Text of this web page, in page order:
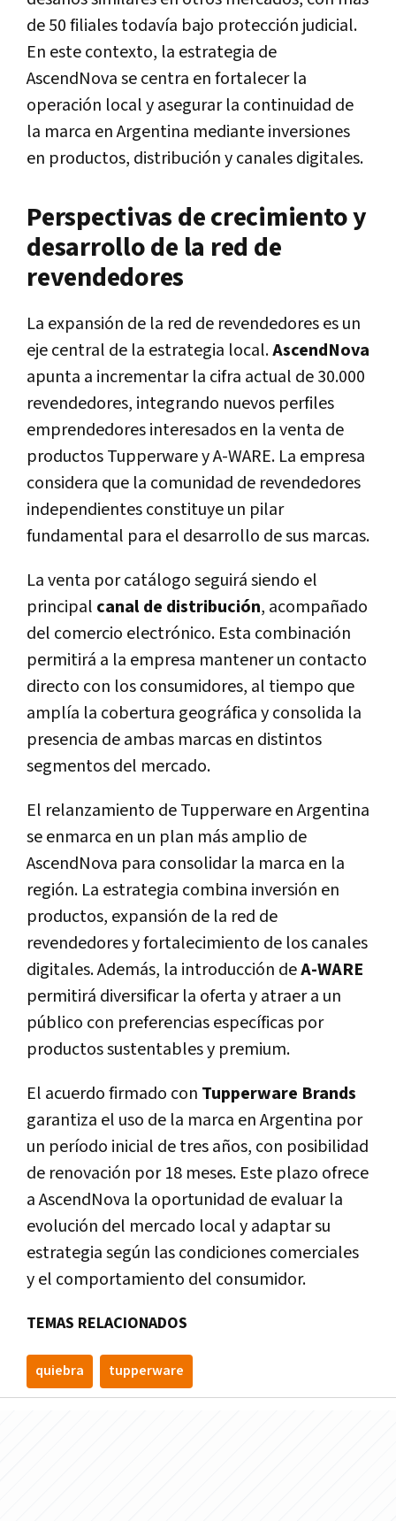
de 50 filiales todavía bajo protección judicial.
En este contexto, la estrategia de
AscendNova se centra en fortalecer la
operación local y asegurar la continuidad de
la marca en Argentina mediante inversiones
en productos, distribución y canales digitales.
Perspectivas de crecimiento y
desarrollo de la red de
revendedores
La expansión de la red de revendedores es un
eje central de la estrategia local.AscendNova
apunta a incrementar la cifra actual de 30.000
revendedores, integrando nuevos perfiles
emprendedores interesados en la venta de
productos Tupperware y A-WARE. La empresa
considera que la comunidad de revendedores
independientes constituye un pilar
fundamental para el desarrollo de sus marcas.
La venta por catálogo seguirá siendo el
principal canal de distribución, acompañado
del comercio electrónico. Esta combinación
permitirá a la empresa mantener un contacto
directo con los consumidores, al tiempo que
amplía la cobertura geográfica y consolida la
presencia de ambas marcas en distintos
segmentos del mercado.
El relanzamiento de Tupperware en Argentina
se enmarca en un plan más amplio de
AscendNova para consolidar la marca en la
región. La estrategia combina inversión en
productos, expansión de la red de
revendedores y fortalecimiento de los canales
digitales. Además, la introducción deA-WARE
permitirá diversificar la oferta y atraer a un
público con preferencias específicas por
productos sustentables y premium.
El acuerdo firmado con Tupperware Brands
garantiza el uso de la marca en Argentina por
un período inicial de tres años, con posibilidad
de renovación por 18 meses. Este plazo ofrece
a AscendNova la oportunidad de evaluar la
evolución del mercado local y adaptar su
estrategia según las condiciones comerciales
y el comportamiento del consumidor.
TEMAS RELACIONADOS
quiebra tupperware